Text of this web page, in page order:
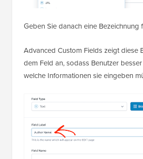
Geben Sie danach eine Bezeichnung
Advanced Custom Fields zeigt diese
dem Feld an, sodass Benutzer
welche Informationen sie eingeben